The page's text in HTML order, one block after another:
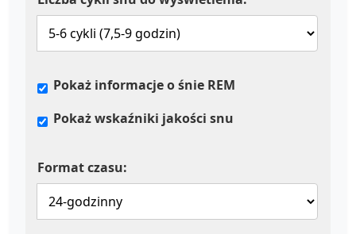
Pokaż informacje o śnie REM
Pokaż wskaźniki jakości snu
Format czasu: